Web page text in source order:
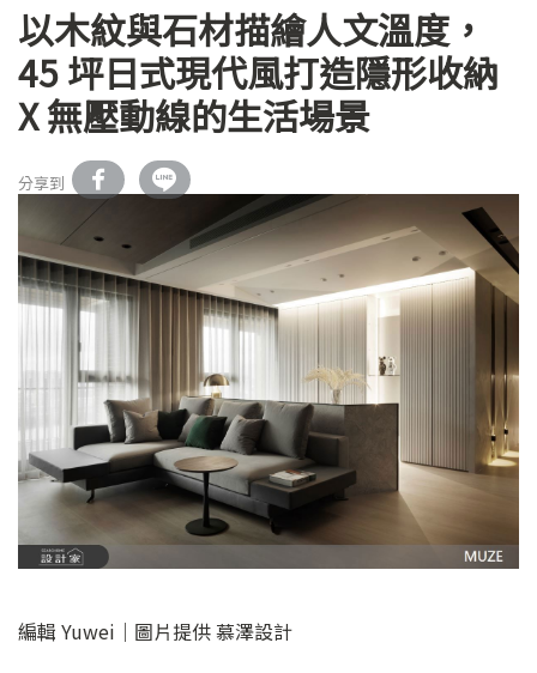
以木紋與石材描繪人文溫度，
45 坪日式現代風打造隱形收納
X 無壓動線的生活場景
分享到
編輯 Yuwei｜圖片提供 慕澤設計